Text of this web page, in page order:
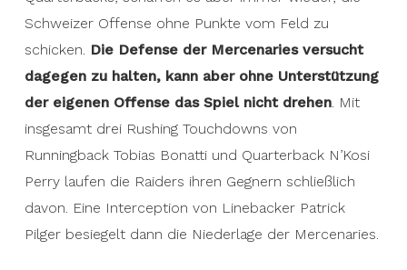
Schweizer Offense ohne Punkte vom Feld zu
schicken. Die Defense der Mercenaries versucht
dagegen zu halten, kann aber ohne Unterstützung
der eigenen Offense das Spiel nicht drehen. Mit
insgesamt drei Rushing Touchdowns von
Runningback Tobias Bonatti und Quarterback N’Kosi
Perry laufen die Raiders ihren Gegnern schließlich
davon. Eine Interception von Linebacker Patrick
Pilger besiegelt dann die Niederlage der Mercenaries.